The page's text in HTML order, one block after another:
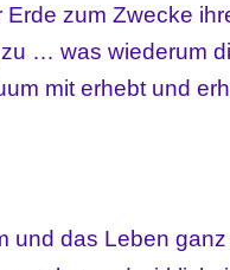
zum Zwecke
… was wiederum
mit erhebt und
und das Leben